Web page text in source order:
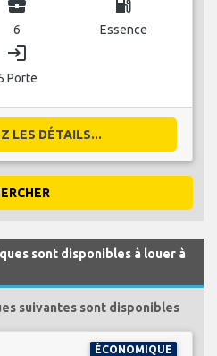
6 Essence
login
Porte
LES DÉTAILS...
sont disponibles à louer à
suivantes sont disponibles
ÉCONOMIQUE